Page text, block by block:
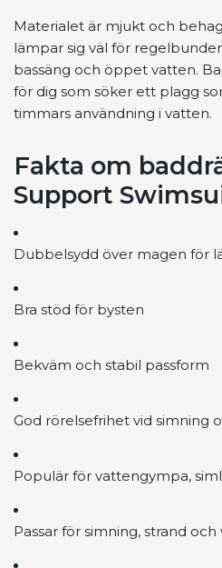
Materialet är mjukt och
lämpar sig väl för
bassäng och öppet vatten.
för dig som söker ett plagg
timmars användning i vatten.
Fakta om
Support
Dubbelsydd över magen för
Bra stöd för bysten
Bekväm och stabil passform
God rörelsefrihet vid simning
Populär för vattengympa,
Passar för simning, strand